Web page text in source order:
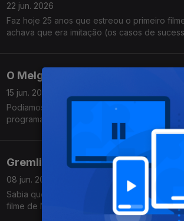
22 jun. 2026
Faz hoje 25 anos que estreou o primeiro
achava que era imitação (os casos de
O Melga
15 jun. 2026
Podíamos ter aproveitado os 30 anos de
programa fiel aos seus princípios. Fica para a
Gremlins & Ghostbusters
08 jun. 2026
Sabia que estes dois filmes estrearam
filme de Natal. Foi para lixar a estreia ao